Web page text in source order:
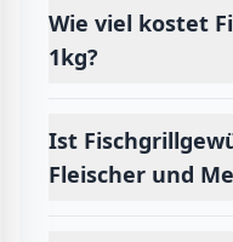
Wie viel kostet
1kg?
Ist
Fleischer und